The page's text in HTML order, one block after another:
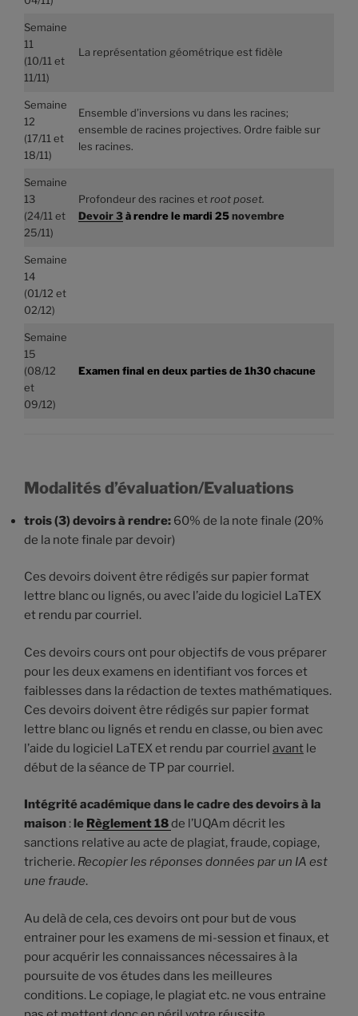
Semaine
11
(10/11 et
11/11)
La représentation géométrique est fidèle
Semaine
12
(17/11 et
18/11)
Ensemble d’inversions vu dans les racines;
ensemble de racines projectives. Ordre faible sur
les racines.
Semaine
13
(24/11 et
25/11)
Profondeur des racines etroot poset.
Devoir 3à rendre le mardi 25novembre
Semaine
14
(01/12 et
02/12)
Semaine
15
(08/12
et
09/12)
Examen final en deux parties de 1h30 chacune
Modalités d’évaluation/Evaluations
trois (3) devoirs à rendre: 60% de la note finale (20%
de la note finale par devoir)
Ces devoirs doivent être rédigés sur papier format
lettre blanc ou lignés, ou avec l’aide du logiciel LaTEX
et rendu par courriel.
Ces devoirs cours ont pour objectifs de vous préparer
pour les deux examens en identifiant vos forces et
faiblesses dans la rédaction de textes mathématiques.
Ces devoirs doivent être rédigés sur papier format
lettre blanc ou lignés et rendu en classe, ou bien avec
l’aide du logiciel LaTEX et rendu par courriel avant le
début de la séance de TP par courriel.
Intégrité académique dans le cadre des devoirs à la
maison :le Règlement 18de l’UQAm décrit les
sanctions relative au acte de plagiat, fraude, copiage,
tricherie. Recopier les réponses données par un IA est
une fraude.
Au delà de cela, ces devoirs ont pour but de vous
entrainer pour les examens de mi-session et finaux, et
pour acquérir les connaissances nécessaires à la
poursuite de vos études dans les meilleures
conditions. Le copiage, le plagiat etc. ne vous entraine